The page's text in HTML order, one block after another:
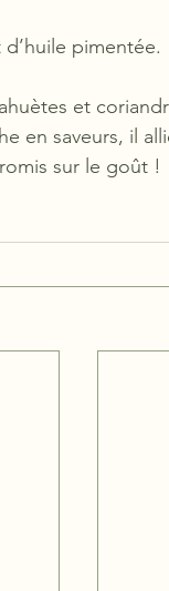
pimentée.
et
en saveurs, il
sur le goût !